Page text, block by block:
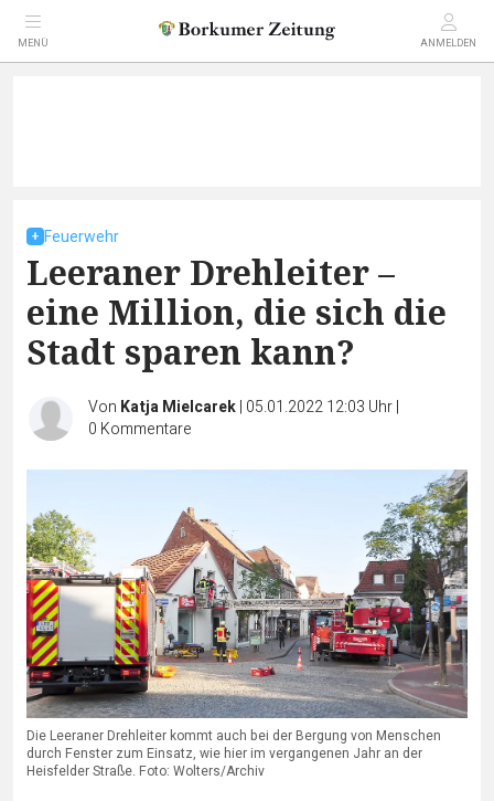
MENÜ ANMELDEN
Feuerwehr
Leeraner Drehleiter –
eine Million, die sich die
Stadt sparen kann?
Von Katja Mielcarek| 05.01.2022 12:03 Uhr|
0 Kommentare
Die Leeraner Drehleiter kommt auch bei der Bergung von Menschen
durch Fenster zum Einsatz, wie hier im vergangenen Jahr an der
Heisfelder Straße. Foto: Wolters/Archiv